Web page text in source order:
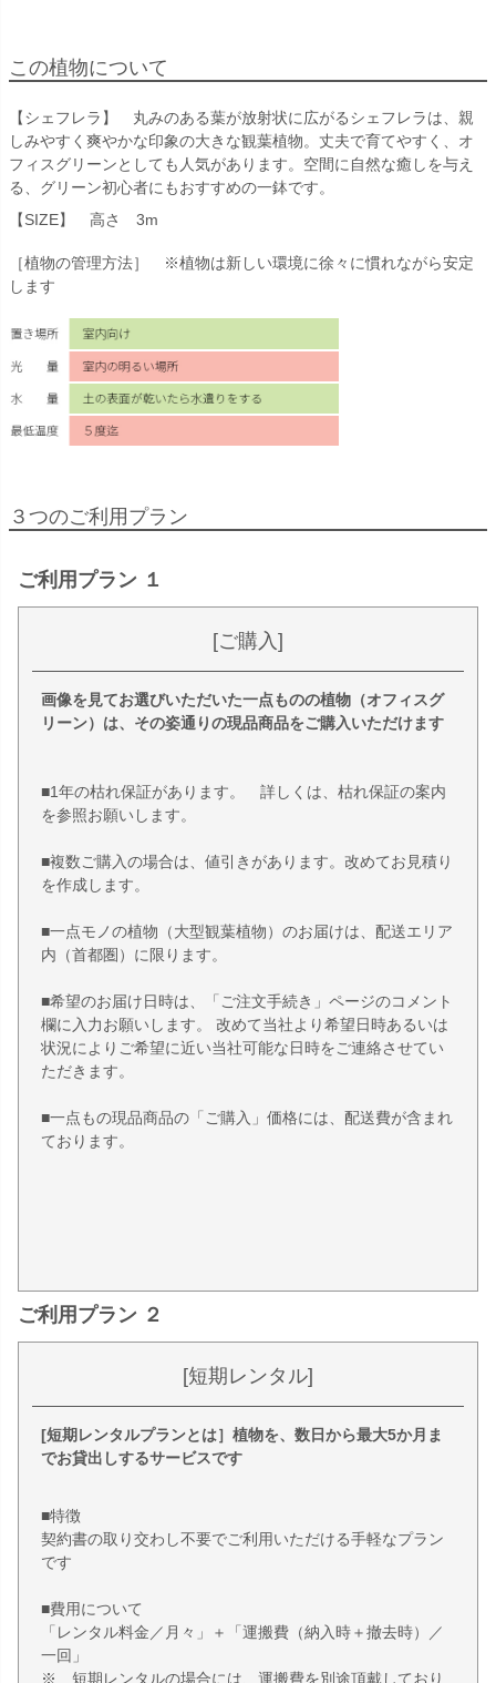
この植物について
【シェフレラ】 丸みのある葉が放射状に広がるシェフレラは、親
しみやすく爽やかな印象の大きな観葉植物。丈夫で育てやすく、オ
フィスグリーンとしても人気があります。空間に自然な癒しを与え
る、グリーン初心者にもおすすめの一鉢です。
【SIZE】 高さ 3m
［植物の管理方法］ ※植物は新しい環境に徐々に慣れながら安定
します
３つのご利用プラン
ご利用プラン １
[ご購入]
画像を見てお選びいただいた一点ものの植物（オフィスグ
リーン）は、その姿通りの現品商品をご購入いただけます
■1年の枯れ保証があります。 詳しくは、枯れ保証の案内
を参照お願いします。
■複数ご購入の場合は、値引きがあります。改めてお見積り
を作成します。
■一点モノの植物（大型観葉植物）のお届けは、配送エリア
内（首都圏）に限ります。
■希望のお届け日時は、「ご注文手続き」ページのコメント
欄に入力お願いします。 改めて当社より希望日時あるいは
状況によりご希望に近い当社可能な日時をご連絡させてい
ただきます。
■一点もの現品商品の「ご購入」価格には、配送費が含まれ
ております。
ご利用プラン ２
[短期レンタル]
[短期レンタルプランとは］植物を、数日から最大5か月ま
でお貸出しするサービスです
■特徴
契約書の取り交わし不要でご利用いただける手軽なプラン
です
■費用について
「レンタル料金／月々」＋「運搬費（納入時＋撤去時）／
一回」
※ 短期レンタルの場合には、運搬費を別途頂戴しており